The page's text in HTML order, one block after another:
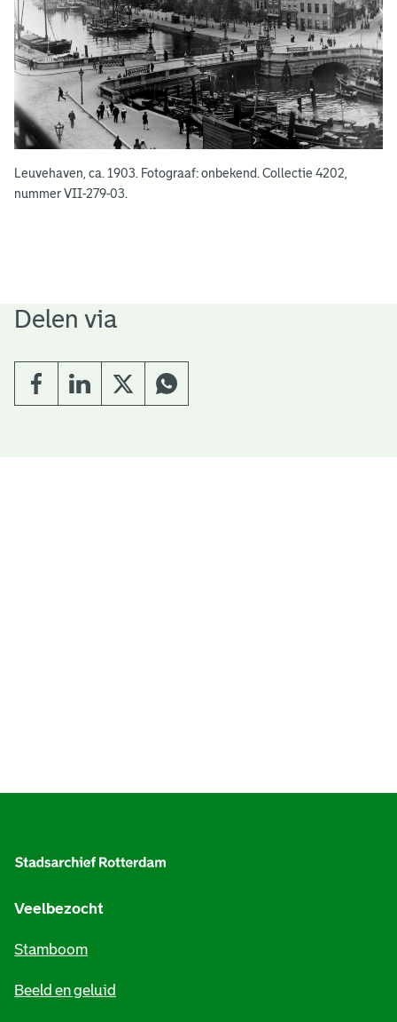
Leuvehaven, ca. 1903. Fotograaf: onbekend. Collectie 4202,
nummer VII-279-03.
Delen via
Veelbezocht
Stamboom
Beeld en geluid